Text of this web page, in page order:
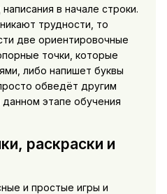
в начале строки.
трудности, то
две ориентировочные
точки, которые
либо напишет буквы
обведёт другим
этапе обучения
раскраски и
и простые игры и